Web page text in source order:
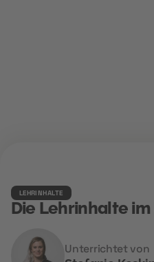
LEHRINHALTE
Die Lehrinhalte
Unterrichtet von